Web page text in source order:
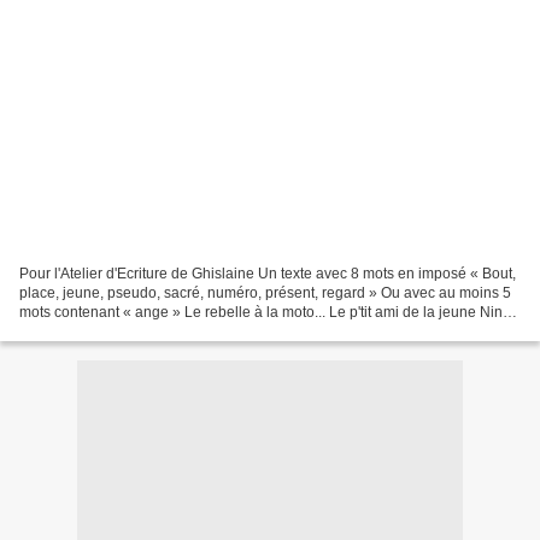
Pour l'Atelier d'Ecriture de Ghislaine Un texte avec 8 mots en imposé « Bout,
place, jeune, pseudo, sacré, numéro, présent, regard » Ou avec au moins 5
mots contenant « ange » Le rebelle à la moto... Le p'tit ami de la jeune Nina